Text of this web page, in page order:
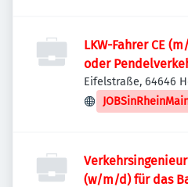
LKW-Fahrer CE
oder
Eifelstraße, 64646
(Bergstraße),
(w/m/d) für das